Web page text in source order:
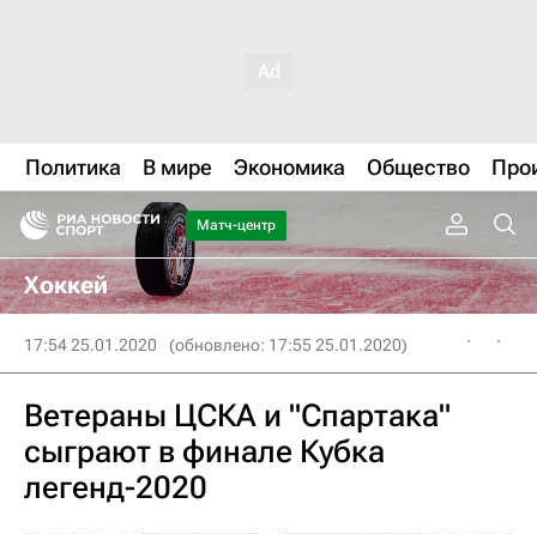
Политика В мире Экономика Общество
Матч-центр
Хоккей
17:54 25.01.2020 (обновлено: 17:55 25.01.2020)
Ветераны ЦСКА и "Спартака"
сыграют в финале Кубка
легенд-2020